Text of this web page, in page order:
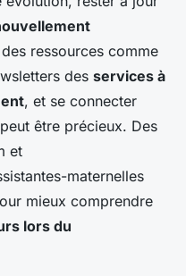
ressources comme
des services à
, et se connecter
être précieux. Des
et
maternelles
mieux comprendre
lors du